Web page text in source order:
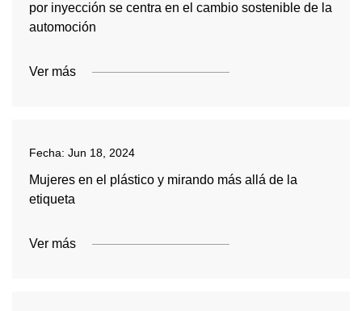
por inyección se centra en el cambio sostenible de la
automoción
Ver más
Fecha: Jun 18, 2024
Mujeres en el plástico y mirando más allá de la
etiqueta
Ver más